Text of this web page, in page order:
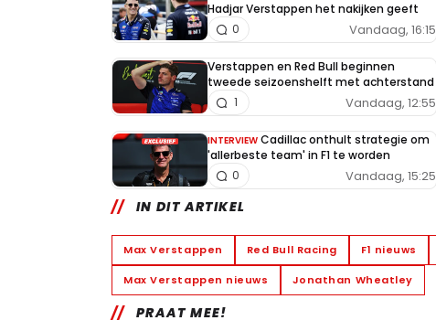
Hadjar Verstappen het nakijken geeft
Vandaag, 16:15
0
Verstappen en Red Bull beginnen
tweede seizoenshelft met achterstand
Vandaag, 12:55
1
INTERVIEW Cadillac onthult strategie om
'allerbeste team' in F1 te worden
Vandaag, 15:25
0
IN DIT ARTIKEL
Max Verstappen Red Bull Racing F1 nieuws
Max Verstappen nieuws Jonathan Wheatley
PRAAT MEE!